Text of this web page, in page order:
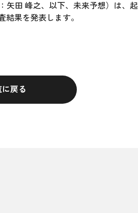
田 峰之、以下、未来予想）は、
果を発表します。
戻る